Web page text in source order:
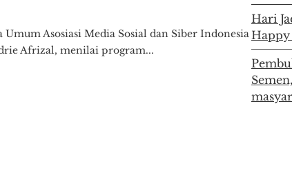
Umum Asosiasi Media Sosial dan Siber Indonesia
Afrizal, menilai program...
Hari
Happy